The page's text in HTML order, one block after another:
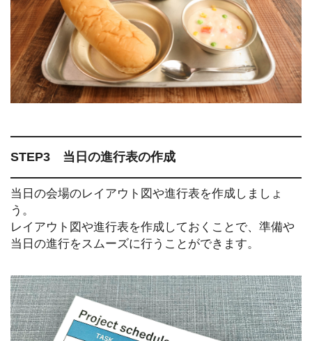
STEP3 当日の進行表の作成
当日の会場のレイアウト図や進行表を作成しましょ
う。
レイアウト図や進行表を作成しておくことで、準備や
当日の進行をスムーズに行うことができます。